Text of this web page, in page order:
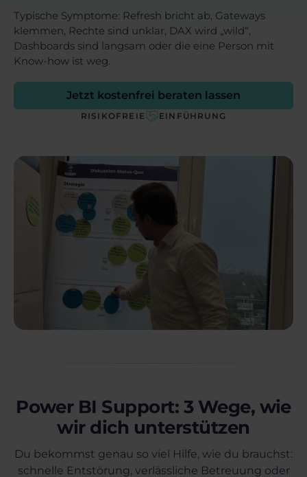
Typische Symptome: Refresh bricht ab, Gateways
klemmen, Rechte sind unklar, DAX wird „wild“,
Dashboards sind langsam oder die eine Person mit
Know-how ist weg.
Jetzt kostenfrei beraten lassen
RISIKOFREIE EINFÜHRUNG
Power BI Support: 3 Wege, wie
wir dich unterstützen
Du bekommst genau so viel Hilfe, wie du brauchst:
schnelle Entstörung, verlässliche Betreuung oder